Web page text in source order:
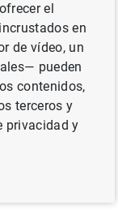
el
en
de vídeo, un
pueden
contenidos,
terceros y
privacidad y